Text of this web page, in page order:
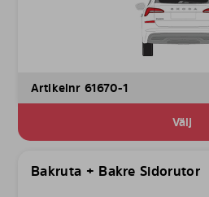
Artikelnr 61670-1
Välj
Bakruta + Bakre Sidorutor